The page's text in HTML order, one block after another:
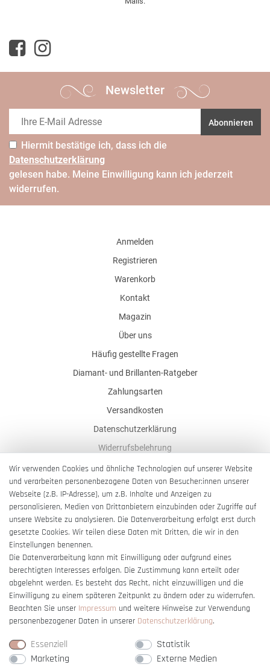
Newsletter
Abonnieren
Hiermit bestätige ich, dass ich die
Daten­schutz­erklärung
gelesen habe. Meine Einwilligung kann ich jederzeit
widerrufen.
Anmelden
Registrieren
Warenkorb
Kontakt
Magazin
Über uns
Häufig gestellte Fragen
Diamant- und Brillanten-Ratgeber
Zahlungsarten
Versandkosten
Datenschutzerklärung
Widerrufsbelehrung
AGB
Impressum
Barrierefreiheitserklärung
Vertrag widerrufen
Wir verwenden Cookies und ähnliche Technologien auf unserer Website
und verarbeiten personenbezogene Daten von Besucher:innen unserer
Webseite (z.B. IP-Adresse), um z.B. Inhalte und Anzeigen zu
personalisieren, Medien von Drittanbietern einzubinden oder Zugriffe auf
unsere Website zu analysieren. Die Datenverarbeitung erfolgt erst durch
gesetzte Cookies. Wir teilen diese Daten mit Dritten, die wir in den
Einstellungen benennen.
Die Datenverarbeitung kann mit Einwilligung oder aufgrund eines
berechtigten Interesses erfolgen. Die Zustimmung kann erteilt oder
abgelehnt werden. Es besteht das Recht, nicht einzuwilligen und die
Einwilligung zu einem späteren Zeitpunkt zu ändern oder zu widerrufen.
Beachten Sie unser Impressum und weitere Hinweise zur Verwendung
personenbezogener Daten in unserer Daten­schutz­erklärung.
Essenziell
Statistik
Marketing
Externe Medien